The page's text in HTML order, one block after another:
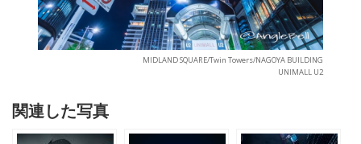
MIDLAND SQUARE/Twin Towers/NAGOYA BUILDING
UNIMALL U2
関連した写真